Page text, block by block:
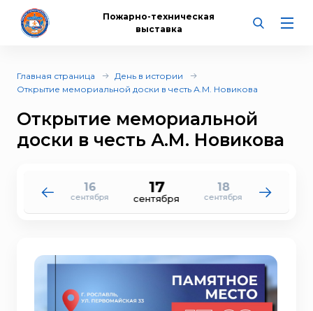
Пожарно-техническая
выставка
Главная страница
День в истории
Открытие мемориальной доски в честь А.М. Новикова
Открытие мемориальной
доски в честь А.М. Новикова
16
сентября
17
сентября
18
сентября